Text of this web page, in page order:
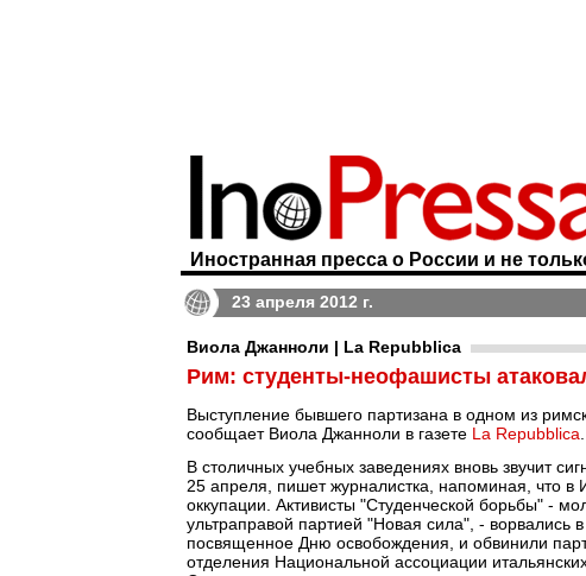
Иностранная пресса о России и не
23 апреля 2012 г.
Виола Джанноли | La Repubblica
Рим: студенты-неофашисты
Выступление бывшего партизана в одном из
сообщает Виола Джанноли в газете La Repubblica
В столичных учебных заведениях вновь звучит
25 апреля, пишет журналистка, напоминая, что
оккупации. Активисты "Студенческой борьбы" -
ультраправой партией "Новая сила", - ворвались
посвященное Дню освобождения, и обвинили
отделения Национальной ассоциации